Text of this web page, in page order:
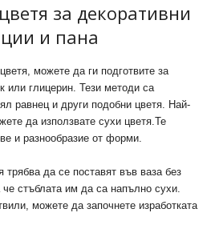
за декоративни
и пана
можете да ги подготвите за
или глицерин. Тези методи са
равнец и други подобни цветя. Най-
да използвате сухи цветя.Те
и разнообразие от форми.
трябва да се поставят във ваза без
стъблата им да са напълно сухи.
можете да започнете изработката